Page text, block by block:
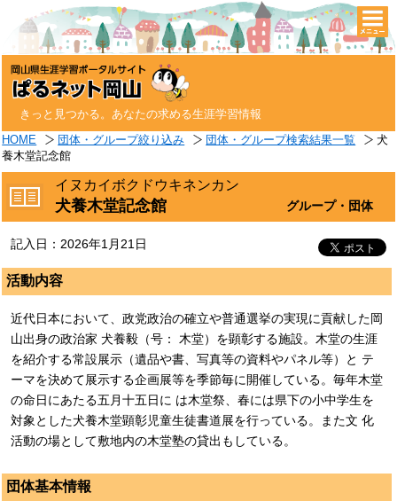
きっと見つかる。あなたの求める生涯学習情報
HOME 団体・グループ絞り込み 団体・グループ検索結果一覧
犬
養木堂記念館
イヌカイボクドウキネンカン
犬養木堂記念館 グループ・団体
記入日：2026年1月21日
活動内容
近代日本において、政党政治の確立や普通選挙の実現に貢献した岡
山出身の政治家 犬養毅（号： 木堂）を顕彰する施設。木堂の生涯
を紹介する常設展示（遺品や書、写真等の資料やパネル等）と テ
ーマを決めて展示する企画展等を季節毎に開催している。毎年木堂
の命日にあたる五月十五日に は木堂祭、春には県下の小中学生を
対象とした犬養木堂顕彰児童生徒書道展を行っている。また文 化
活動の場として敷地内の木堂塾の貸出もしている。
団体基本情報